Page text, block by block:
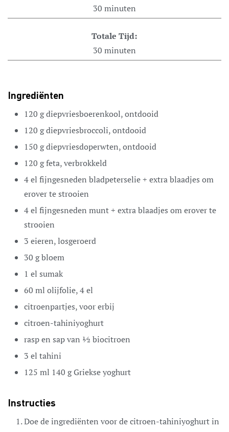
30 minuten
Totale Tijd:
30 minuten
Ingrediënten
120 gdiepvriesboerenkool,ontdooid
120 gdiepvriesbroccoli,ontdooid
150 gdiepvriesdoperwten,ontdooid
120 gfeta,verbrokkeld
4el fijngesneden bladpeterselie + extra blaadjes om
erover te strooien
4el fijngesneden munt + extra blaadjes om erover te
strooien
3 eieren,losgeroerd
30 gbloem
1 el sumak
60 ml olijfolie,4 el
citroenpartjes,voor erbij
citroen-tahiniyoghurt
rasp en sap van ½ biocitroen
3 el tahini
125 ml 140 g Griekse yoghurt
Instructies
Doe de ingrediënten voor de citroen-tahiniyoghurt in